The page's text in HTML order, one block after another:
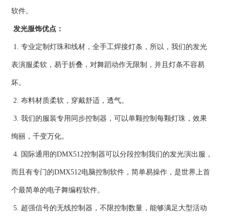
软件。
发光服饰优点：
1. 专业定制灯珠和线材，全手工焊接灯条，所以，我们的发光
表演服柔软，易于折叠，对舞蹈动作无限制，并且灯条不容易
坏。
2. 布料材质柔软，穿戴舒适，透气。
3. 我们的服装专用同步控制器，可以单颗控制每颗灯珠，效果
绚丽，千变万化。
4. 国际通用的DMX512控制器可以分段控制我们的发光演出服，
而且有专门的DMX512电脑控制软件，简单易操作，是世界上首
个最简单的电子舞编程软件。
5. 超强信号的无线控制器，不限控制数量，能够满足大型活动